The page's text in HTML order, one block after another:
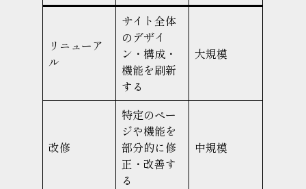
リニューア
ル
サイト全体
のデザイ
ン・構成・
機能を刷新
する
大規模
改修
特定のペー
ジや機能を
部分的に修
正・改善す
る
中規模